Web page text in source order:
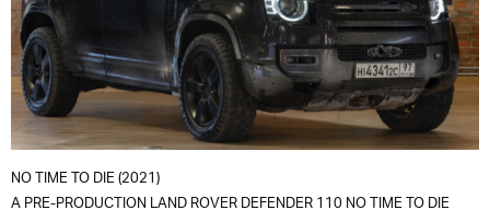
NO TIME TO DIE (2021)